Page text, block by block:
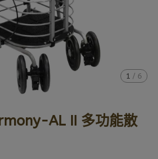
1 / 6
AL II 多功能散